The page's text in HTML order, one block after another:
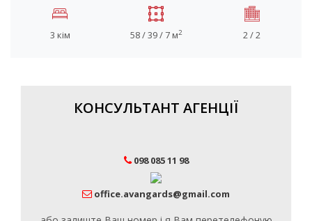
3 кім 58 / 39 / 7 м2 2 / 2
КОНСУЛЬТАНТ АГЕНЦІЇ
098 085 11 98
office.avangards@gmail.com